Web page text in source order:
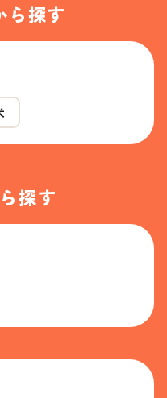
ら探す
探す